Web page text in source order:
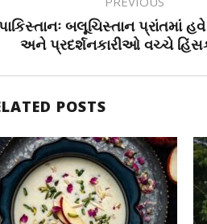
બલૂચિસ્તાન પ્રાંતમાં હવે
અને પ્રદર્શનકારીઓ વચ્ચે
POSTS